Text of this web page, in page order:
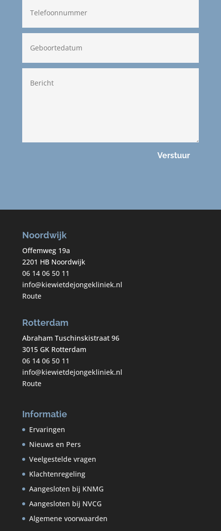
Verstuur
Noordwijk
Offemweg 19a
2201 HB Noordwijk
06 14 06 50 11
info@kiewietdejongekliniek.nl
Route
Rotterdam
Abraham Tuschinskistraat 96
3015 GK Rotterdam
06 14 06 50 11
info@kiewietdejongekliniek.nl
Route
Informatie
Ervaringen
Nieuws en Pers
Veelgestelde vragen
Klachtenregeling
Aangesloten bij KNMG
Aangesloten bij NVCG
Algemene voorwaarden